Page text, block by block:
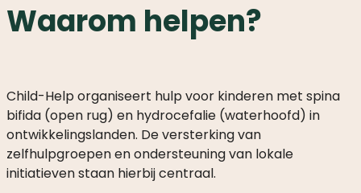
Waarom helpen?
Child-Help organiseert hulp voor kinderen met spina
bifida (open rug) en hydrocefalie (waterhoofd) in
ontwikkelingslanden. De versterking van
zelfhulpgroepen en ondersteuning van lokale
initiatieven staan hierbij centraal.